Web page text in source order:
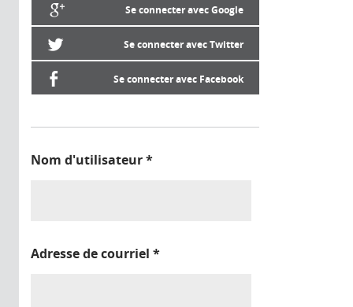
Se connecter avec Google
Se connecter avec Twitter
Se connecter avec Facebook
Nom d'utilisateur*
Adresse de courriel *